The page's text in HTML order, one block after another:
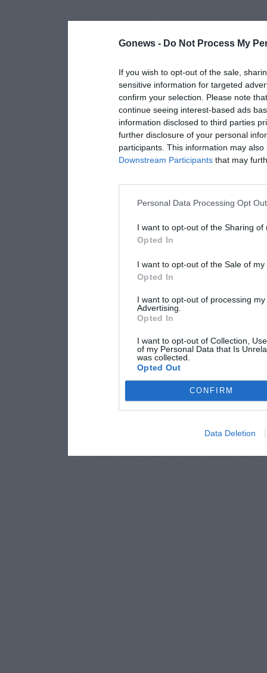
Gonews - Do Not Process My
If you wish to opt-out of the sale,
sensitive information for targeted
confirm your selection. Please note
continue seeing interest-based ads
information disclosed to third parties
further disclosure of your personal
participants. This information may
Downstream Participants that may
Personal Data Processing Opt
I want to opt-out of the Sharing of
Opted In
I want to opt-out of the Sale of
Opted In
I want to opt-out of processing
Advertising.
Opted In
I want to opt-out of Collection,
of my Personal Data that Is
was collected.
Opted Out
CONFIRM
Data Deletion